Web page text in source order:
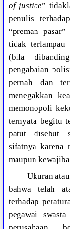
of justice”
penulis
“preman
tidak terlampau
(bila
pengabaian
pernah dan
menegakkan
memonopoli
ternyata begitu
patut disebut
sifatnya karena
maupun
Ukuran
bahwa telah
terhadap
pegawai